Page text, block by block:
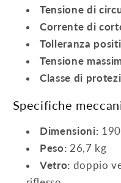
Tensione di
Corrente di
Tolleranza
Tensione
Classe di
Specifiche
Dimensioni:
Peso: 26,7 kg
Vetro: doppio